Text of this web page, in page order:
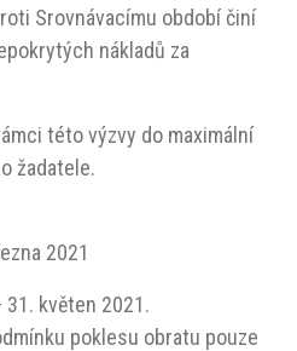
Srovnávacímu období činí
nákladů za
této výzvy do maximální
žadatele.
2021
31. květen 2021.
poklesu obratu pouze